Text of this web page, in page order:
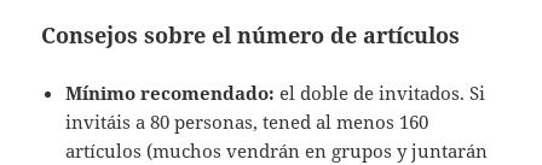
Consejos sobre el número de artículos
Mínimo recomendado: el doble de invitados. Si
invitáis a 80 personas, tened al menos 160
artículos (muchos vendrán en grupos y juntarán